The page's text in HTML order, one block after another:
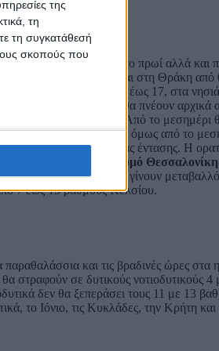
της
τη
τη συγκατάθεσή
σκοπούς που
Η ορατότητα έως το πρωί αλλά και
Μακεδονία και στη Θράκη
του Ιονίου από 4 έως 17, στα
Αιγαίο θα πνέουν
3 έως 5 μποφόρ. Από το μεσημέρι
αναμένεται ηλιοφάνεια όμως από το
μεταβαλλόμενοι ίδιας έντασης. Η
Κελσίου.Στον
νομό
μετά το μεσημέρι θα γίνουν
7 έως 15 βαθμούς Κελσίου.
και τις βραδινές ώρες στα
θα στραφούν σε δυτικούς νοτιοδυτικούς
δεν θα ξεπεράσει τους 11 με 13
το Ιόνιο, τις Κυκλάδες, την Κρήτη